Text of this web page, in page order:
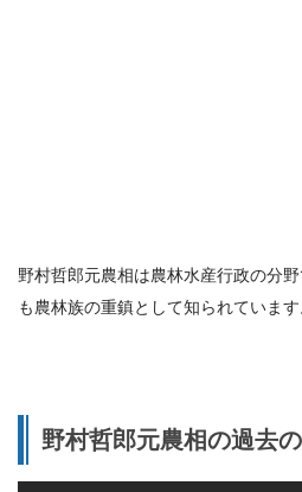
野村哲郎元農相は農林水産行政の分
も農林族の重鎮として知られています
野村哲郎元農相の過去